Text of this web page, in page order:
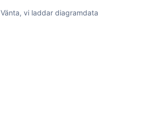
Vänta, vi laddar diagramdata